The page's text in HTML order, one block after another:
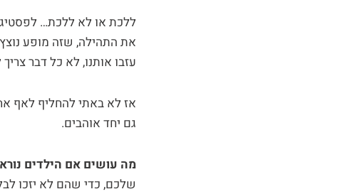
ללכת או לא ללכת…
את התהילה, שזה מופע
עזבו אותנו, לא כל דבר
אז לא באתי להחליף לאף
גם יחד אוהבים.
מה עושים אם הילדים
שלכם, כדי שהם לא יזכו